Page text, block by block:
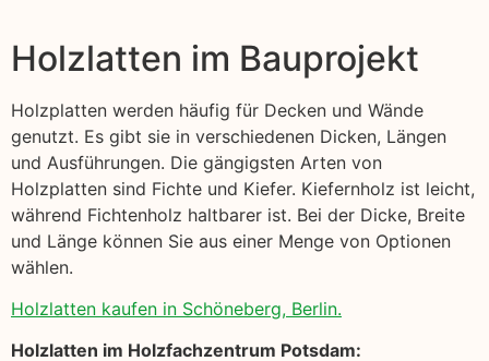
Holzlatten im Bauprojekt
Holzplatten werden häufig für Decken und Wände
genutzt. Es gibt sie in verschiedenen Dicken, Längen
und Ausführungen. Die gängigsten Arten von
Holzplatten sind Fichte und Kiefer. Kiefernholz ist leicht,
während Fichtenholz haltbarer ist. Bei der Dicke, Breite
und Länge können Sie aus einer Menge von Optionen
wählen.
Holzlatten kaufen in Schöneberg, Berlin.
Holzlatten im Holzfachzentrum Potsdam: